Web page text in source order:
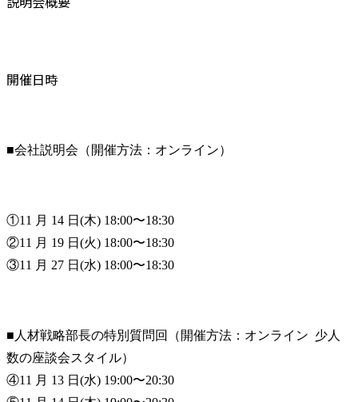
開催日時
■会社説明会（開催方法：オンライン）
①11 月 14 日(木) 18:00〜18:30
②11 月 19 日(火) 18:00〜18:30
③11 月 27 日(水) 18:00〜18:30
■人材戦略部⻑の特別質問回（開催方法：オンライン  少人
数の座談会スタイル）
④11 月 13 日(水) 19:00〜20:30